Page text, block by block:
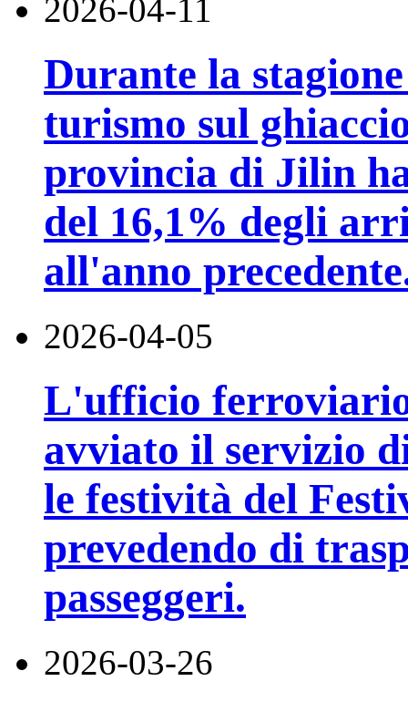
2026-04-11
Durante la
turismo sul
provincia di Jilin
del 16,1% degli
all'anno
2026-04-05
L'ufficio
avviato il servizio
le festività del
prevedendo di
passeggeri.
2026-03-26